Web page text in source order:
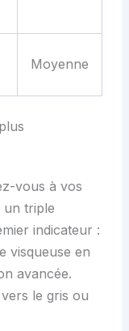
Moyenne
vous à vos
un triple
indicateur :
visqueuse en
avancée.
le gris ou